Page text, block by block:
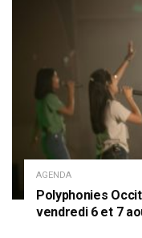
AGENDA
Polyphonies
vendredi 6 et 7